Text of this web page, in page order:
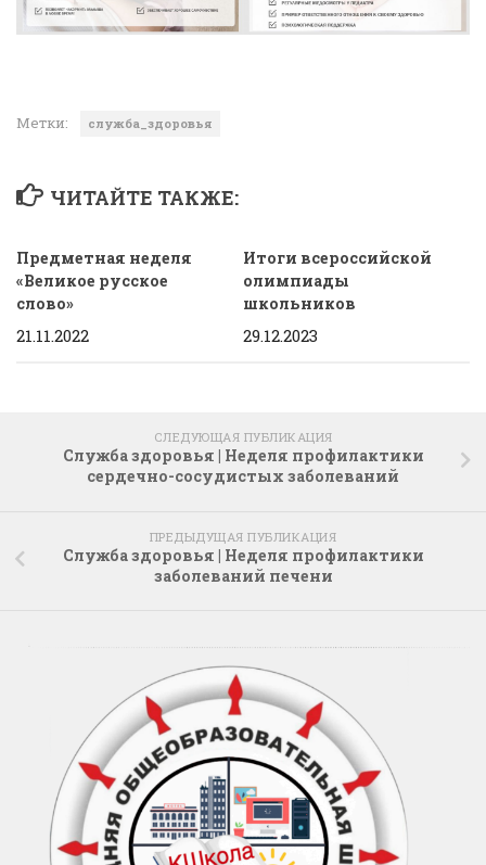
Метки: служба_здоровья
ЧИТАЙТЕ ТАКЖЕ:
Предметная неделя
«Великое русское
слово»
21.11.2022
Итоги всероссийской
олимпиады
школьников
29.12.2023
СЛЕДУЮЩАЯ ПУБЛИКАЦИЯ
Служба здоровья | Неделя профилактики
сердечно-сосудистых заболеваний
ПРЕДЫДУЩАЯ ПУБЛИКАЦИЯ
Служба здоровья | Неделя профилактики
заболеваний печени